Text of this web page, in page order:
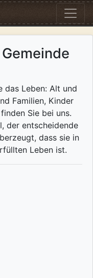
das Leben: Alt und
Familien, Kinder
Sie bei uns.
der entscheidende
dass sie in
Leben ist.